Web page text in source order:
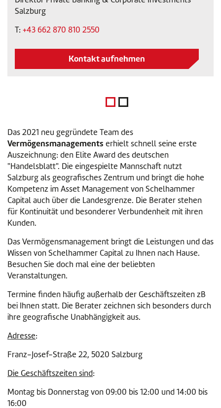
Salzburg
T: +43 662 870 810 2550
Kontakt aufnehmen
Das 2021 neu gegründete Team des
Vermögensmanagements erhielt schnell seine erste
Auszeichnung: den Elite Award des deutschen
"Handelsblatt". Die eingespielte Mannschaft nutzt
Salzburg als geografisches Zentrum und bringt die hohe
Kompetenz im Asset Management von Schelhammer
Capital auch über die Landesgrenze. Die Berater stehen
für Kontinuität und besonderer Verbundenheit mit ihren
Kunden.
Das Vermögensmanagement bringt die Leistungen und das
Wissen von Schelhammer Capital zu Ihnen nach Hause.
Besuchen Sie doch mal eine der beliebten
Veranstaltungen.
Termine finden häufig außerhalb der Geschäftszeiten zB
bei Ihnen statt. Die Berater zeichnen sich besonders durch
ihre geografische Unabhängigkeit aus.
Adresse:
Franz-Josef-Straße 22, 5020 Salzburg
Die Geschäftszeiten sind:
Montag bis Donnerstag von 09:00 bis 12:00 und 14:00 bis
16:00